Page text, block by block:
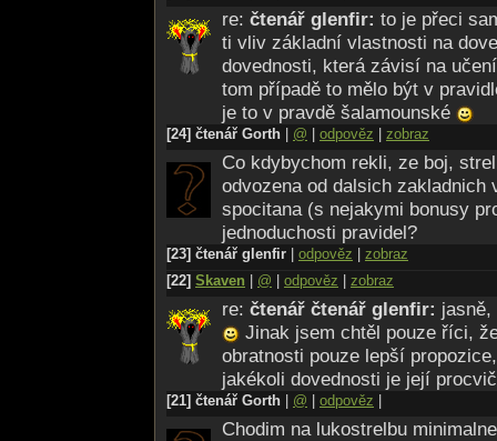
re: čtenář glenfir: to je přeci
ti vliv základní vlastnosti na
dovednosti, která závisí na
tom případě to mělo být v
je to v pravdě šalamounské
[24] čtenář Gorth @ odpověz zobraz
Co kdybychom rekli, ze boj,
odvozena od dalsich zakladnich
spocitana (s nejakymi bonusy
jednoduchosti pravidel?
[23] čtenář glenfir odpověz zobraz
[22] Skaven @ odpověz zobraz
re: čtenář čtenář glenfir:
Jinak jsem chtěl pouze říci,
obratnosti pouze lepší
jakékoli dovednosti je její
[21] čtenář Gorth @ odpověz
Chodim na lukostrelbu